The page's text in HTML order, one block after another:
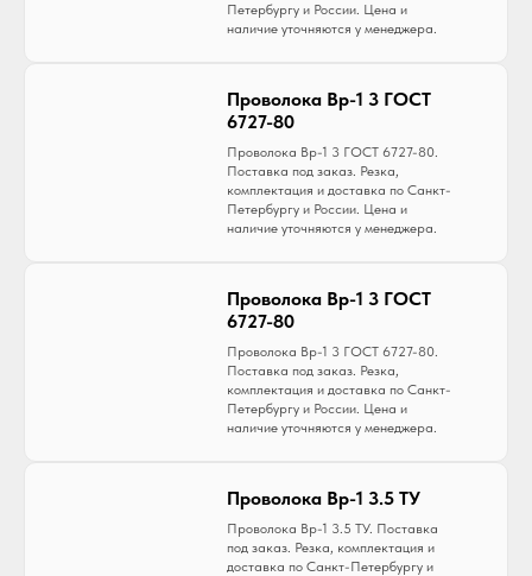
Петербургу и России. Цена и
наличие уточняются у менеджера.
Проволока Вр-1 3 ГОСТ
6727-80
Проволока Вр-1 3 ГОСТ 6727-80.
Поставка под заказ. Резка,
комплектация и доставка по Санкт-
Петербургу и России. Цена и
наличие уточняются у менеджера.
Проволока Вр-1 3 ГОСТ
6727-80
Проволока Вр-1 3 ГОСТ 6727-80.
Поставка под заказ. Резка,
комплектация и доставка по Санкт-
Петербургу и России. Цена и
наличие уточняются у менеджера.
Проволока Вр-1 3.5 ТУ
Проволока Вр-1 3.5 ТУ. Поставка
под заказ. Резка, комплектация и
доставка по Санкт-Петербургу и